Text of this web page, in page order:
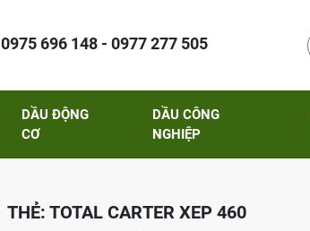
0975 696 148 - 0977 277 505
DẦU ĐỘNG
CƠ
DẦU CÔNG
NGHIỆP
THẺ: TOTAL CARTER XEP 460